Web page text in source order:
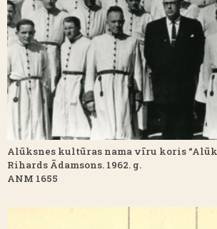
Alūksnes kultūras nama vīru koris
Rihards Ādamsons. 1962. g.
ANM 1655